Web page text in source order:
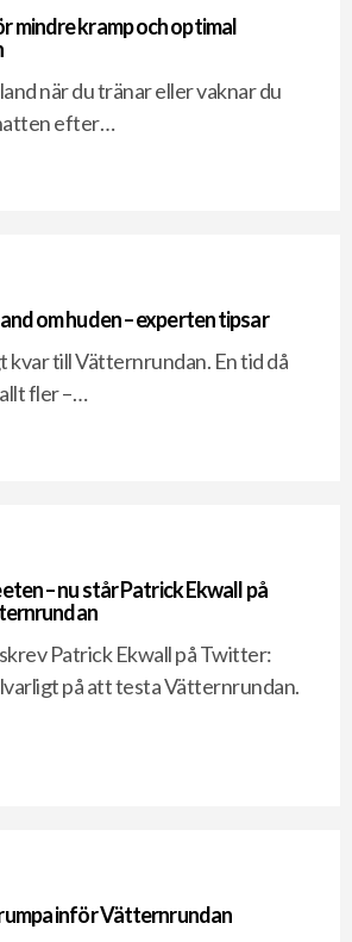
mindre kramp och optimal
när du tränar eller vaknar du
efter…
om huden – experten tipsar
kvar till Vätternrundan. En tid då
fler –…
– nu står Patrick Ekwall på
Patrick Ekwall på Twitter:
på att testa Vätternrundan.
inför Vätternrundan